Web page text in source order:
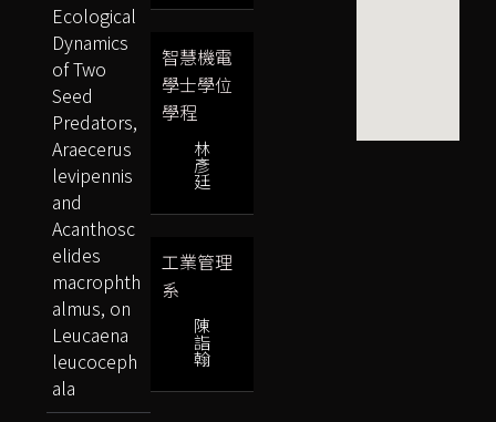
智慧機電
學士學位
學程
林
彥
廷
工業管理
系
陳
詣
翰
Ecological
Dynamics
of Two
Seed
Predators,
Araecerus
levipennis
and
Acanthosc
elides
macrophth
almus, on
Leucaena
leucoceph
ala